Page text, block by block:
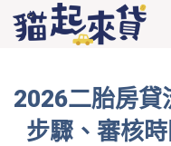
2026二胎房貸
步驟、審核